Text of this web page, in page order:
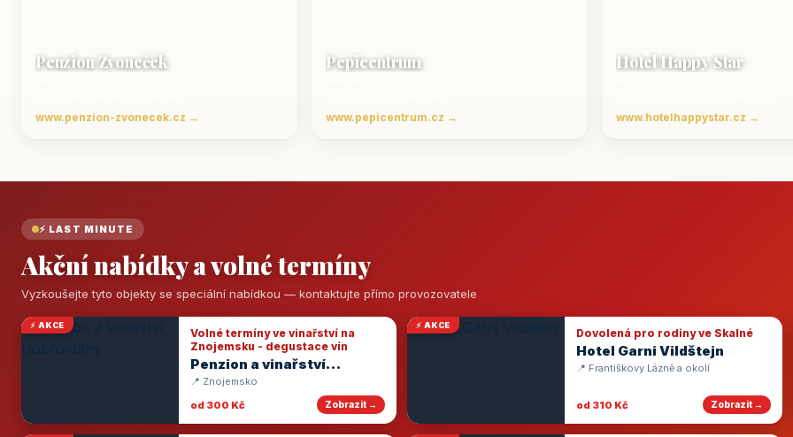
Penzion Zvoneček
www.penzion-zvonecek.cz →
Pepicentrum
www.pepicentrum.cz →
Hotel Happy Star
www.hotelhappystar.cz →
⚡ LAST MINUTE
Akční nabídky a volné termíny
Vyzkoušejte tyto objekty se speciální nabídkou — kontaktujte přímo provozovatele
⚡ AKCE
Volné termíny ve vinařství na
Znojemsku - degustace vín
Penzion a vinařství
Dobrovolný
📍 Znojemsko
od 300 Kč
Zobrazit →
⚡ AKCE
Dovolená pro rodiny ve Skalné
Hotel Garni Vildštejn
📍 Františkovy Lázně a okolí
od 310 Kč Zobrazit →